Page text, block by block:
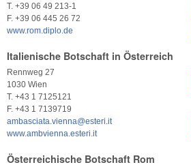
T. +39 06 49 213-1
F. +39 06 445 26 72
www.rom.diplo.de
Italienische Botschaft in Österreich
Rennweg 27
1030 Wien
T. +43 1 7125121
F. +43 1 7139719
ambasciata.vienna@esteri.it
www.ambvienna.esteri.it
Österreichische Botschaft Rom